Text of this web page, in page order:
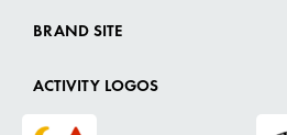
BRAND SITE
ACTIVITY LOGOS